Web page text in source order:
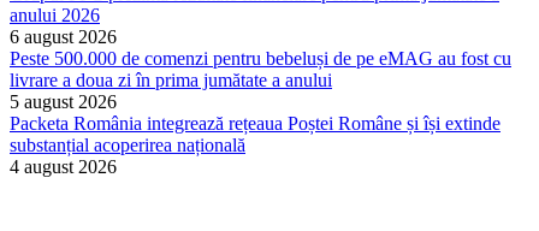
anului 2026
6 august 2026
Peste 500.000 de comenzi pentru bebeluși de pe eMAG au fost cu
livrare a doua zi în prima jumătate a anului
5 august 2026
Packeta România integrează rețeaua Poștei Române și își extinde
substanțial acoperirea națională
4 august 2026